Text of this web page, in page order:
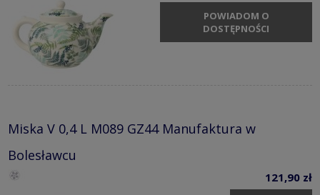
POWIADOM O
DOSTĘPNOŚCI
Miska V 0,4 L M089 GZ44 Manufaktura w
Bolesławcu
121,90 zł